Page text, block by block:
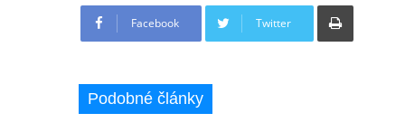
Facebook Twitter
Tisknout
Podobné články